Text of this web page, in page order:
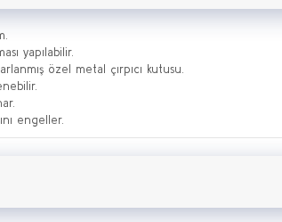
yapılabilir.
özel metal çırpıcı kutusu.
engeller.